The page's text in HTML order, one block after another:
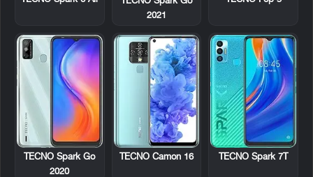
2021
TECNO Spark 7T
TECNO Camon 16
TECNO Spark Go
2020